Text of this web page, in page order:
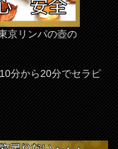
京リンパの壺の
分から20分でセラピ